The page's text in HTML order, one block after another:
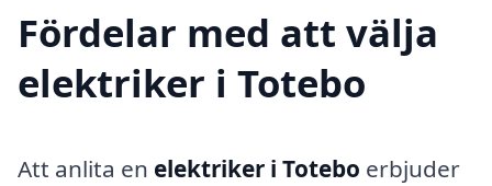
Fördelar med att välja
elektriker i Totebo
Att anlita en elektriker i Totebo erbjuder